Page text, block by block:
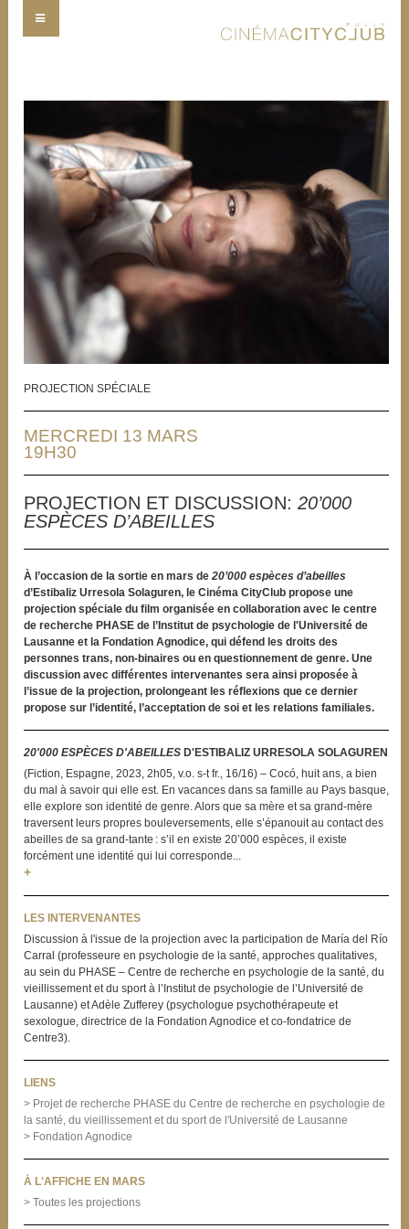
PROJECTION SPÉCIALE
MERCREDI 13 MARS
19H30
PROJECTION ET DISCUSSION: 20’000
ESPÈCES D’ABEILLES
À l’occasion de la sortie en mars de 20’000 espèces d’abeilles
d’Estibaliz Urresola Solaguren, le Cinéma CityClub propose une
projection spéciale du film organisée en collaboration avec le centre
de recherche PHASE de l’Institut de psychologie de l'Université de
Lausanne et la Fondation Agnodice, qui défend les droits des
personnes trans, non-binaires ou en questionnement de genre. Une
discussion avec différentes intervenantes sera ainsi proposée à
l’issue de la projection, prolongeant les réflexions que ce dernier
propose sur l’identité, l’acceptation de soi et les relations familiales.
20'000 ESPÈCES D'ABEILLESD'ESTIBALIZ URRESOLA SOLAGUREN
(Fiction, Espagne, 2023, 2h05, v.o. s-t fr., 16/16) – Cocó, huit ans, a bien
du mal à savoir qui elle est. En vacances dans sa famille au Pays basque,
elle explore son identité de genre. Alors que sa mère et sa grand-mère
traversent leurs propres bouleversements, elle s’épanouit au contact des
abeilles de sa grand-tante : s’il en existe 20’000 espèces, il existe
forcément une identité qui lui corresponde...
+
LES INTERVENANTES
Discussion à l'issue de la projection avec la participation de María del Río
Carral (professeure en psychologie de la santé, approches qualitatives,
au sein du PHASE – Centre de recherche en psychologie de la santé, du
vieillissement et du sport à l’Institut de psychologie de l’Université de
Lausanne) et Adèle Zufferey (psychologue psychothérapeute et
sexologue, directrice de la Fondation Agnodice et co-fondatrice de
Centre3).
LIENS
> Projet de recherche PHASE du Centre de recherche en psychologie de
la santé, du vieillissement et du sport de l'Université de Lausanne
> Fondation Agnodice
À L'AFFICHE EN MARS
> Toutes les projections